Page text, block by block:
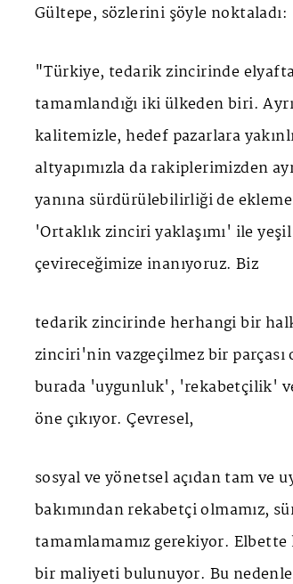
Gültepe, sözlerini şöyle noktaladı:
"Türkiye, tedarik zincirinde
tamamlandığı iki ülkeden biri.
kalitemizle, hedef pazarlara
altyapımızla da rakiplerimizden
yanına sürdürülebilirliği de
'Ortaklık zinciri yaklaşımı' ile
çevireceğimize inanıyoruz. Biz
tedarik zincirinde herhangi bir
zinciri'nin vazgeçilmez bir
burada 'uygunluk', 'rekabetçilik'
öne çıkıyor. Çevresel,
sosyal ve yönetsel açıdan tam ve
bakımından rekabetçi olmamız,
tamamlamamız gerekiyor.
bir maliyeti bulunuyor. Bu nedenle